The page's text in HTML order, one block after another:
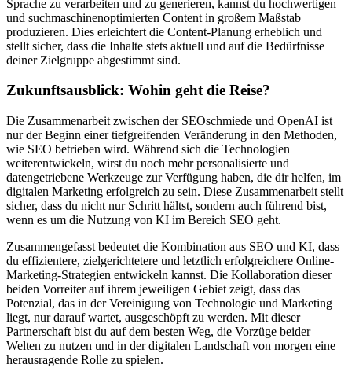
Sprache zu verarbeiten und zu generieren, kannst du hochwertigen
und suchmaschinenoptimierten Content in großem Maßstab
produzieren. Dies erleichtert die Content-Planung erheblich und
stellt sicher, dass die Inhalte stets aktuell und auf die Bedürfnisse
deiner Zielgruppe abgestimmt sind.
Zukunftsausblick: Wohin geht die Reise?
Die Zusammenarbeit zwischen der SEOschmiede und OpenAI ist
nur der Beginn einer tiefgreifenden Veränderung in den Methoden,
wie SEO betrieben wird. Während sich die Technologien
weiterentwickeln, wirst du noch mehr personalisierte und
datengetriebene Werkzeuge zur Verfügung haben, die dir helfen, im
digitalen Marketing erfolgreich zu sein. Diese Zusammenarbeit stellt
sicher, dass du nicht nur Schritt hältst, sondern auch führend bist,
wenn es um die Nutzung von KI im Bereich SEO geht.
Zusammengefasst bedeutet die Kombination aus SEO und KI, dass
du effizientere, zielgerichtetere und letztlich erfolgreichere Online-
Marketing-Strategien entwickeln kannst. Die Kollaboration dieser
beiden Vorreiter auf ihrem jeweiligen Gebiet zeigt, dass das
Potenzial, das in der Vereinigung von Technologie und Marketing
liegt, nur darauf wartet, ausgeschöpft zu werden. Mit dieser
Partnerschaft bist du auf dem besten Weg, die Vorzüge beider
Welten zu nutzen und in der digitalen Landschaft von morgen eine
herausragende Rolle zu spielen.